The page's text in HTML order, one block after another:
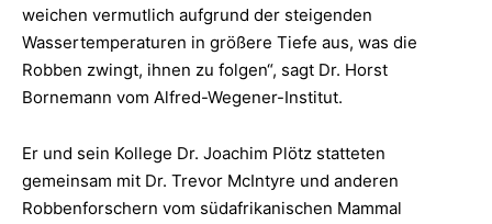
weichen vermutlich aufgrund der steigenden
Wassertemperaturen in größere Tiefe aus, was die
Robben zwingt, ihnen zu folgen“, sagt Dr. Horst
Bornemann vom Alfred-Wegener-Institut.
Er und sein Kollege Dr. Joachim Plötz statteten
gemeinsam mit Dr. Trevor McIntyre und anderen
Robbenforschern vom südafrikanischen Mammal